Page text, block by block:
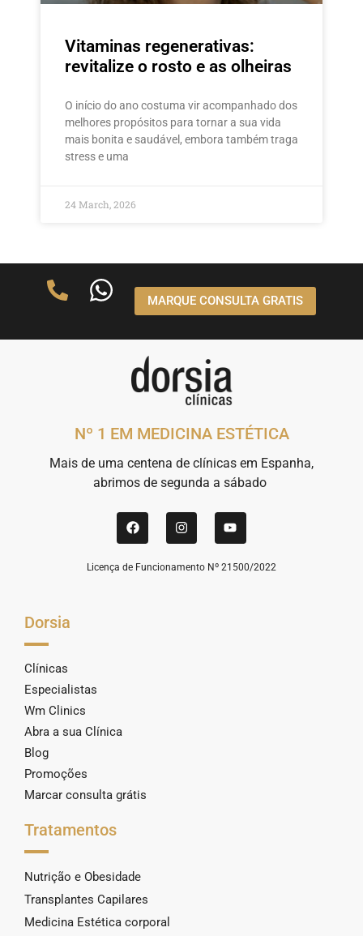
Vitaminas regenerativas:
revitalize o rosto e as olheiras
O início do ano costuma vir acompanhado dos
melhores propósitos para tornar a sua vida
mais bonita e saudável, embora também traga
stress e uma
24 March, 2026
MARQUE CONSULTA GRATIS
Nº 1 EM MEDICINA ESTÉTICA
Mais de uma centena de clínicas em Espanha,
abrimos de segunda a sábado
Licença de Funcionamento Nº 21500/2022
Dorsia
Clínicas
Especialistas
Wm Clinics
Abra a sua Clínica
Blog
Promoções
Marcar consulta grátis
Tratamentos
Nutrição e Obesidade
Transplantes Capilares
Medicina Estética corporal